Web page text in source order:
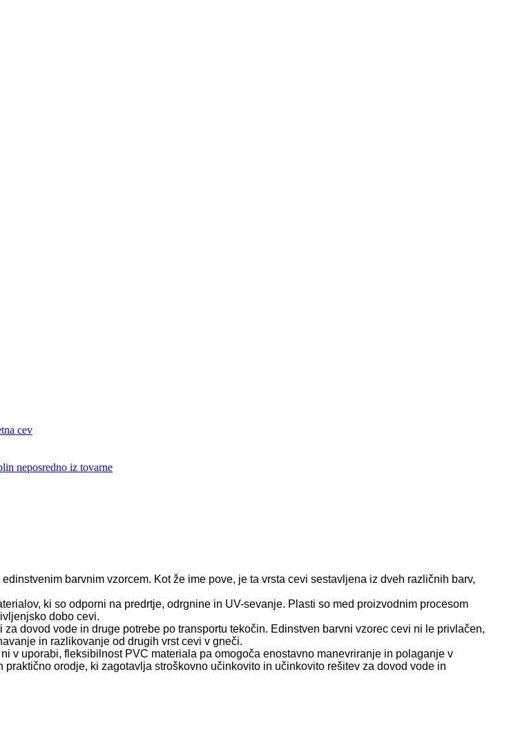
cev
neposredno iz tovarne
barvnim vzorcem. Kot že ime pove, je ta vrsta cevi sestavljena iz dveh različnih barv,
ki so odporni na predrtje, odrgnine in UV-sevanje. Plasti so med proizvodnim procesom
dobo cevi.
dovod vode in druge potrebe po transportu tekočin. Edinstven barvni vzorec cevi ni le privlačen,
in razlikovanje od drugih vrst cevi v gneči.
v uporabi, fleksibilnost PVC materiala pa omogoča enostavno manevriranje in polaganje v
orodje, ki zagotavlja stroškovno učinkovito in učinkovito rešitev za dovod vode in